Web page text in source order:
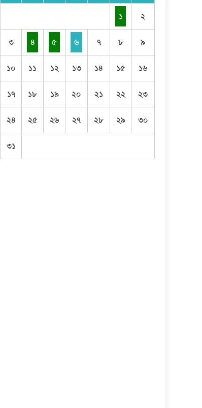
১ ২
৩ ৪ ৫ ৬ ৭ ৮ ৯
১০ ১১ ১২ ১৩ ১৪ ১৫ ১৬
১৭ ১৮ ১৯ ২০ ২১ ২২ ২৩
২৪ ২৫ ২৬ ২৭ ২৮ ২৯ ৩০
৩১